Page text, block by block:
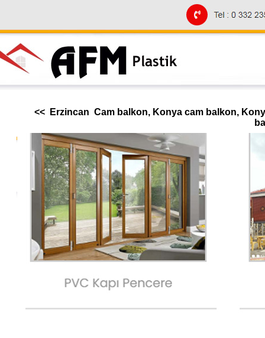
<< Erzincan Cam balkon, Konya cam balkon,